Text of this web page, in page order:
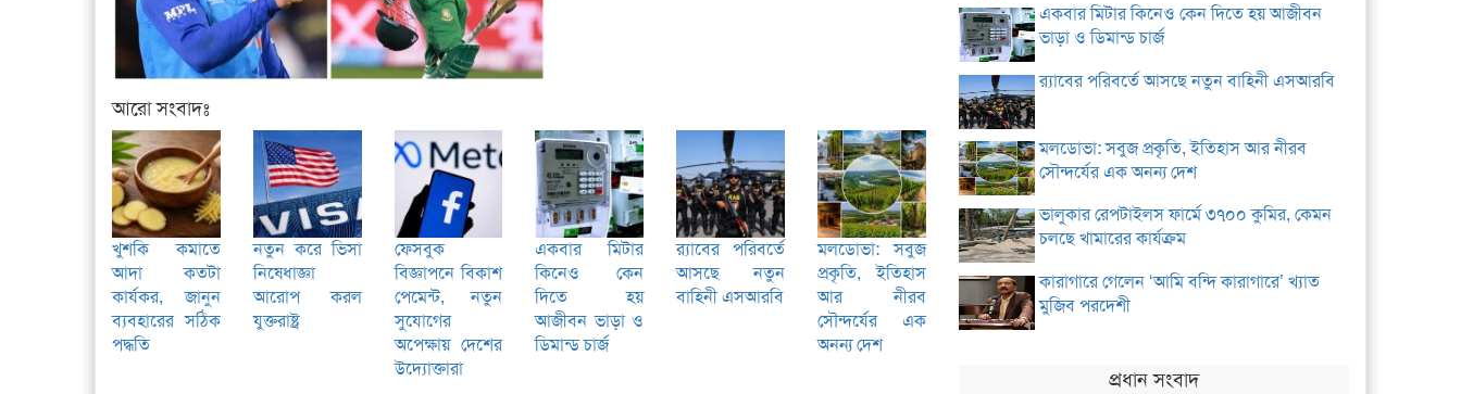
আরো সংবাদঃ
খুশকি কমাতে
আদা কতটা
কার্যকর, জানুন
ব্যবহারের সঠিক
পদ্ধতি
নতুন করে ভিসা
নিষেধাজ্ঞা
আরোপ করল
যুক্তরাষ্ট্র
ফেসবুক
বিজ্ঞাপনে বিকাশ
পেমেন্ট, নতুন
সুযোগের
অপেক্ষায় দেশের
উদ্যোক্তারা
একবার মিটার
কিনেও কেন
দিতে হয়
আজীবন ভাড়া ও
ডিমান্ড চার্জ
র‌্যাবের পরিবর্তে
আসছে নতুন
বাহিনী এসআরবি
মলডোভা: সবুজ
প্রকৃতি, ইতিহাস
আর নীরব
সৌন্দর্যের এক
অনন্য দেশ
একবার মিটার কিনেও কেন দিতে হয় আজীবন
ভাড়া ও ডিমান্ড চার্জ
র‌্যাবের পরিবর্তে আসছে নতুন বাহিনী এসআরবি
মলডোভা: সবুজ প্রকৃতি, ইতিহাস আর নীরব
সৌন্দর্যের এক অনন্য দেশ
ভালুকার রেপটাইলস ফার্মে ৩৭০০ কুমির, কেমন
চলছে খামারের কার্যক্রম
কারাগারে গেলেন ‘আমি বন্দি কারাগারে’ খ্যাত
মুজিব পরদেশী
প্রধান সংবাদ